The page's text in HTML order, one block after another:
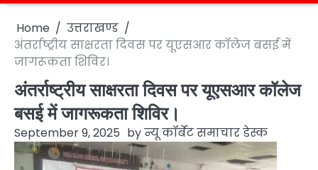
Home
उत्तराखण्ड
अंतर्राष्ट्रीय साक्षरता दिवस पर यूएसआर कॉलेज बसई में
जागरूकता शिविर।
अंतर्राष्ट्रीय साक्षरता दिवस पर यूएसआर कॉलेज
बसई में जागरूकता शिविर।
September 9, 2025 byन्यू कॉर्बेट समाचार डेस्क